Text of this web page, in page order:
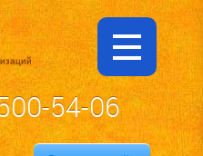
54-06